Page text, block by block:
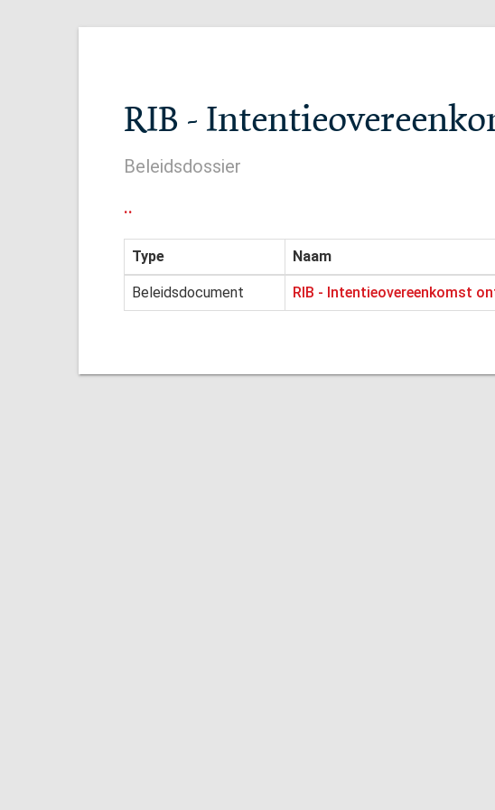
RIB -
Beleidsdossier
..
Type Naam
Beleidsdocument RIB - Intentieovereenkomst